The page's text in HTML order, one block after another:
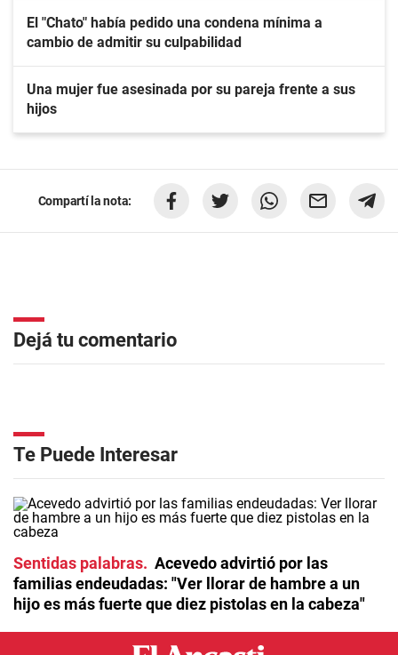
El "Chato" había pedido una condena mínima a
cambio de admitir su culpabilidad
Una mujer fue asesinada por su pareja frente a sus
hijos
Compartí la nota:
Dejá tu comentario
Te Puede Interesar
Sentidas palabras
Acevedo advirtió por las
familias endeudadas: "Ver llorar de hambre a un
hijo es más fuerte que diez pistolas en la cabeza"